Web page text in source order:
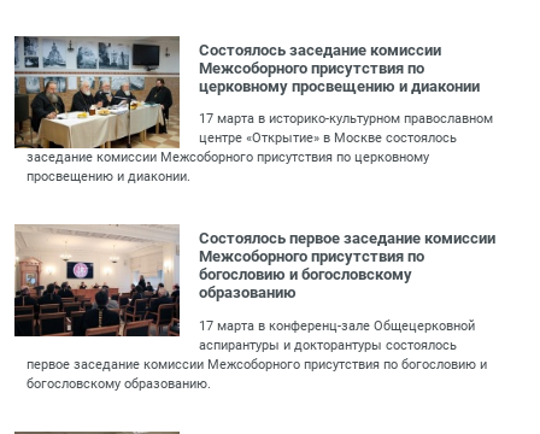
Состоялось заседание комиссии
Межсоборного присутствия по
церковному просвещению и диаконии
17 марта в историко-культурном православном
центре «Открытие» в Москве состоялось
заседание комиссии Межсоборного присутствия по церковному
просвещению и диаконии.
Состоялось первое заседание комиссии
Межсоборного присутствия по
богословию и богословскому
образованию
17 марта в конференц-зале Общецерковной
аспирантуры и докторантуры состоялось
первое заседание комиссии Межсоборного присутствия по богословию и
богословскому образованию.